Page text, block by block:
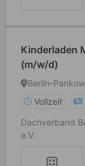
Kinderladen
(m/w/d)
Berlin-Pankow
Vollzeit
Dachverband
e.V.